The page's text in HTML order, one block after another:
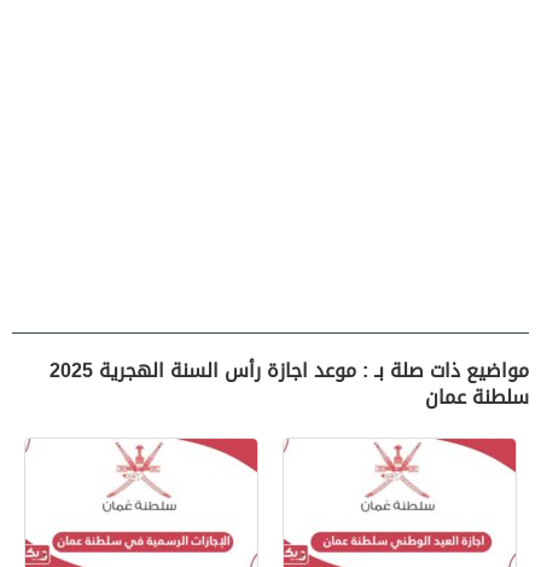
مواضيع ذات صلة بـ : موعد اجازة رأس السنة الهجرية 2025
سلطنة عمان